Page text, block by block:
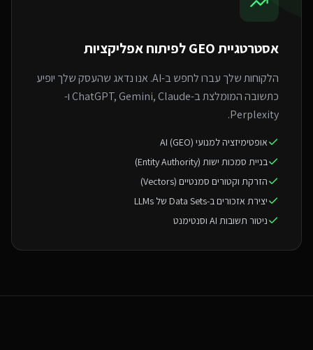
אסטרטגיית GEO ל פיתוח אפליקציות
הלקוחות שלך עברו לחפש ב-AI. אנו נדאג שהעסק שלך יופיע
כתשובה המומלצת ב-ChatGPT, Gemini, Claude ו-
Perplexity.
אופטימיזציה למנועי AI (GEO)
בניית סמכות ישות (Entity Authority)
הזרקת וקטורים סמנטיים (Vectors)
יצירת אזכורים ב-Data Sets של LLMs
ניטור תשובות AI וסנטימנט